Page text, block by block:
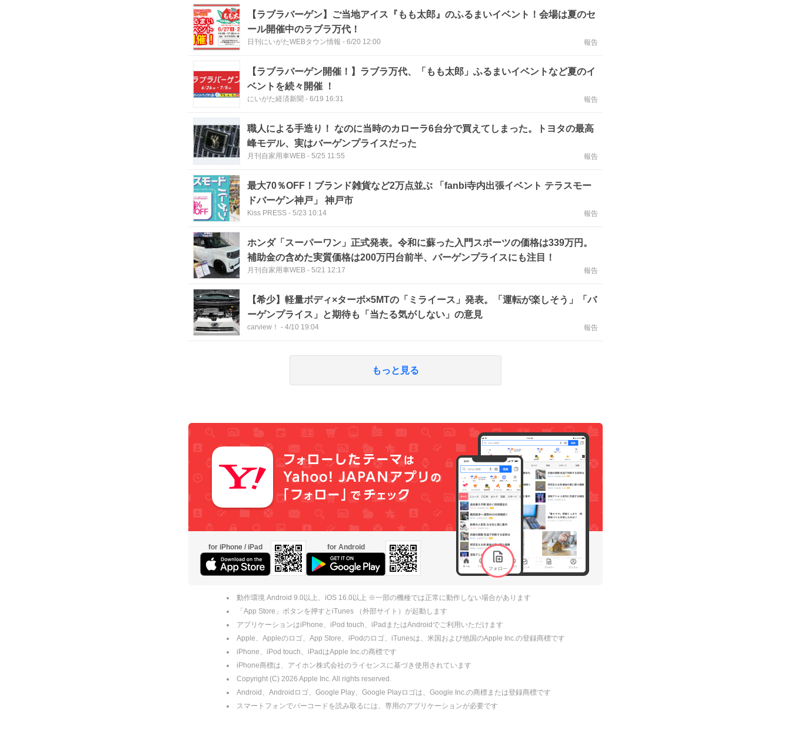
【ラブラバーゲン】ご当地アイス『もも太郎』のふるまいイベント！会場は夏のセ
ール開催中のラブラ万代！
日刊にいがたWEBタウン情報 - 6/20 12:00 報告
【ラブラバーゲン開催！】ラブラ万代、「もも太郎」ふるまいイベントなど夏のイ
ベントを続々開催 ！
にいがた経済新聞 - 6/19 16:31 報告
職人による手造り！ なのに当時のカローラ6台分で買えてしまった。トヨタの最高
峰モデル、実はバーゲンプライスだった
月刊自家用車WEB - 5/25 11:55 報告
最大70％OFF！ブランド雑貨など2万点並ぶ 「fanbi寺内出張イベント テラスモー
ドバーゲン神戸」 神戸市
Kiss PRESS - 5/23 10:14 報告
ホンダ「スーパーワン」正式発表。令和に蘇った入門スポーツの価格は339万円。
補助金の含めた実質価格は200万円台前半、バーゲンプライスにも注目！
月刊自家用車WEB - 5/21 12:17 報告
【希少】軽量ボディ×ターボ×5MTの「ミライース」発表。「運転が楽しそう」「バ
ーゲンプライス」と期待も「当たる気がしない」の意見
carview！ - 4/10 19:04 報告
もっと見る
for iPhone / iPad for Android
動作環境 Android 9.0以上、iOS 16.0以上 ※一部の機種では正常に動作しない場合があります
「App Store」ボタンを押すとiTunes （外部サイト）が起動します
アプリケーションはiPhone、iPod touch、iPadまたはAndroidでご利用いただけます
Apple、Appleのロゴ、App Store、iPodのロゴ、iTunesは、米国および他国のApple Inc.の登録商標です
iPhone、iPod touch、iPadはApple Inc.の商標です
iPhone商標は、アイホン株式会社のライセンスに基づき使用されています
Copyright (C) 2026 Apple Inc. All rights reserved.
Android、Androidロゴ、Google Play、Google Playロゴは、Google Inc.の商標または登録商標です
スマートフォンでバーコードを読み取るには、専用のアプリケーションが必要です